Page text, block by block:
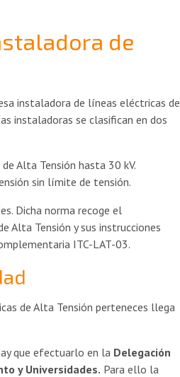
de
instaladora de líneas eléctricas de
instaladoras se clasifican en dos
Alta Tensión hasta 30 kV.
sin límite de tensión.
Dicha norma recoge el
Alta Tensión y sus instrucciones
ITC-LAT-03.
de Alta Tensión perteneces llega
que efectuarlo en la Delegación
y Universidades. Para ello la